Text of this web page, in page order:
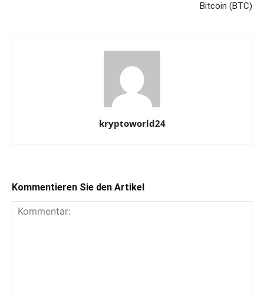
Bitcoin (BTC)
kryptoworld24
Kommentieren Sie den Artikel